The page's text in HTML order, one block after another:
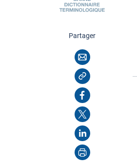
Partagercette page
Courriel
Copier l'adresse
Facebook
X
LinkedIn
Imprimer